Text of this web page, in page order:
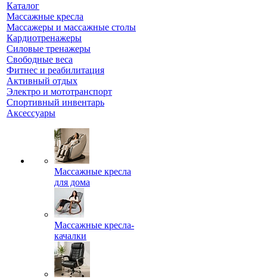
Каталог
Массажные кресла
Массажеры и массажные столы
Кардиотренажеры
Силовые тренажеры
Свободные веса
Фитнес и реабилитация
Активный отдых
Электро и мототранспорт
Спортивный инвентарь
Аксессуары
Массажные кресла
для дома
Массажные кресла-
качалки